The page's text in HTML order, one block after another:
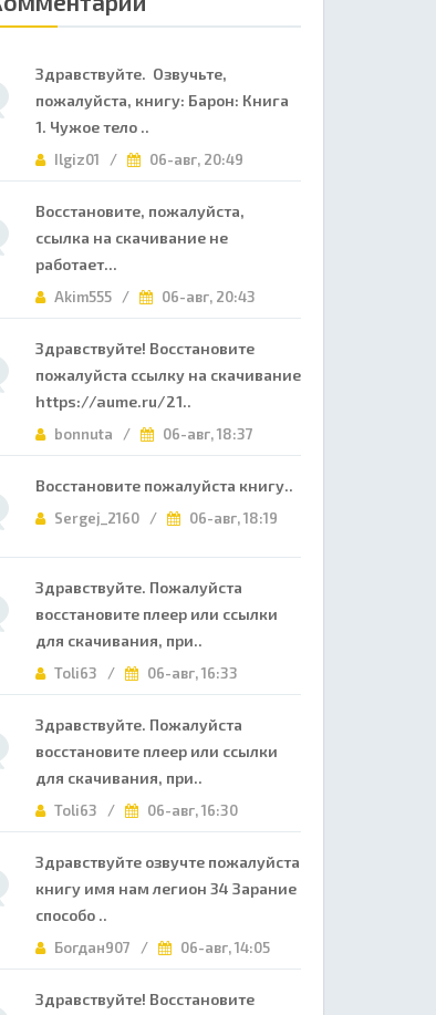
Здравствуйте. Озвучьте,
пожалуйста, книгу: Барон: Книга
1. Чужое тело ..
Ilgiz01 / 06-авг, 20:49
Восстановите, пожалуйста,
ссылка на скачивание не
работает...
Akim555 / 06-авг, 20:43
Здравствуйте! Восстановите
пожалуйста ссылку на скачивание
https://aume.ru/21..
bonnuta / 06-авг, 18:37
Восстановите пожалуйста книгу..
Sergej_2160 / 06-авг, 18:19
Здравствуйте. Пожалуйста
восстановите плеер или ссылки
для скачивания, при..
Toli63 / 06-авг, 16:33
Здравствуйте. Пожалуйста
восстановите плеер или ссылки
для скачивания, при..
Toli63 / 06-авг, 16:30
Здравствуйте озвучте пожалуйста
книгу имя нам легион 34 Зарание
способо ..
Богдан907 / 06-авг, 14:05
Здравствуйте! Восстановите